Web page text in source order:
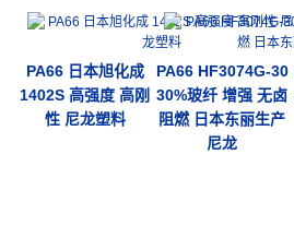
PA66 日本旭化成
1402S 高强度 高刚
性 尼龙塑料
PA66 HF3074G-30
30%玻纤 增强 无卤
阻燃 日本东丽生产
尼龙